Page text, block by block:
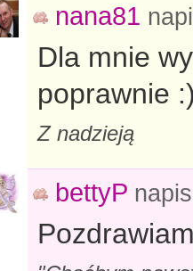
nana81
Dla mnie
poprawnie
Z nadzieją
bettyP